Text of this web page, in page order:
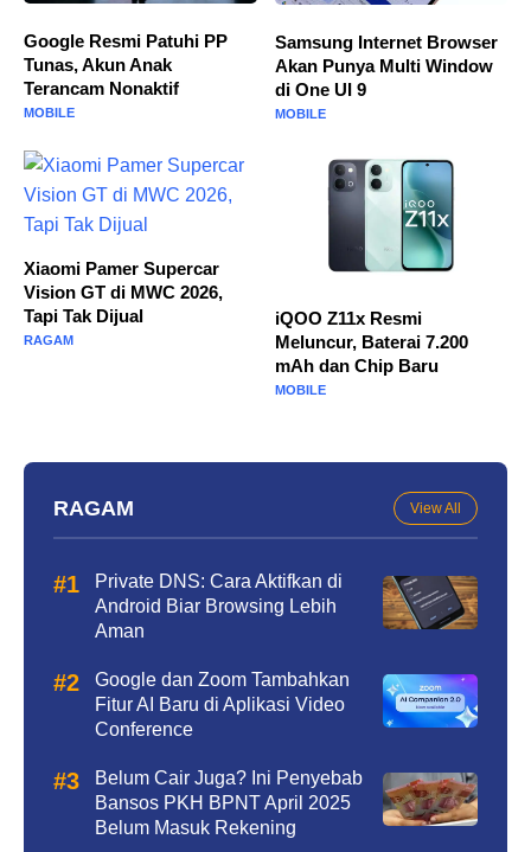
Google Resmi Patuhi PP
Tunas, Akun Anak
Terancam Nonaktif
MOBILE
Samsung Internet Browser
Akan Punya Multi Window
di One UI 9
MOBILE
Xiaomi Pamer Supercar
Vision GT di MWC 2026,
Tapi Tak Dijual
RAGAM
iQOO Z11x Resmi
Meluncur, Baterai 7.200
mAh dan Chip Baru
MOBILE
RAGAM View All
Private DNS: Cara Aktifkan di
Android Biar Browsing Lebih
Aman
Google dan Zoom Tambahkan
Fitur AI Baru di Aplikasi Video
Conference
Belum Cair Juga? Ini Penyebab
Bansos PKH BPNT April 2025
Belum Masuk Rekening